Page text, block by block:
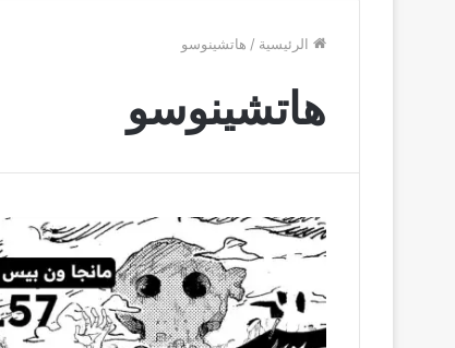
الرئيسية / هاتشينوسو
هاتشينوسو